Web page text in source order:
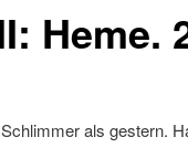
Heme.
als gestern.